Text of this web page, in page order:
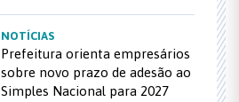
NOTÍCIAS
Prefeitura orienta empresários
sobre novo prazo de adesão ao
Simples Nacional para 2027